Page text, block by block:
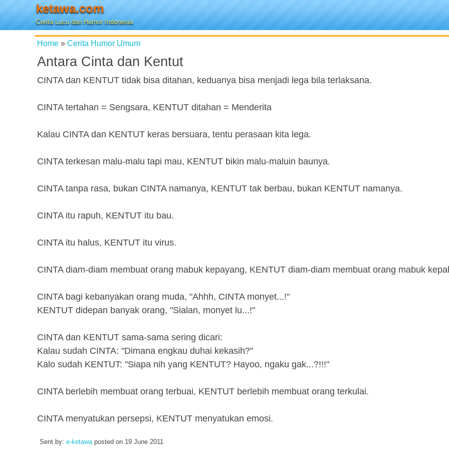
ketawa.com
Cerita Lucu dan Humor Indonesia
Home » Cerita Humor Umum
Antara Cinta dan Kentut
CINTA dan KENTUT tidak bisa ditahan, keduanya bisa menjadi lega bila terlaksana.
CINTA tertahan = Sengsara, KENTUT ditahan = Menderita
Kalau CINTA dan KENTUT keras bersuara, tentu perasaan kita lega.
CINTA terkesan malu-malu tapi mau, KENTUT bikin malu-maluin baunya.
CINTA tanpa rasa, bukan CINTA namanya, KENTUT tak berbau, bukan KENTUT namanya.
CINTA itu rapuh, KENTUT itu bau.
CINTA itu halus, KENTUT itu virus.
CINTA diam-diam membuat orang mabuk kepayang, KENTUT diam-diam membuat orang mabuk
CINTA bagi kebanyakan orang muda, "Ahhh, CINTA monyet...!"
KENTUT didepan banyak orang, "Sialan, monyet lu...!"
CINTA dan KENTUT sama-sama sering dicari:
Kalau sudah CINTA: "Dimana engkau duhai kekasih?"
Kalo sudah KENTUT: "Siapa nih yang KENTUT? Hayoo, ngaku gak...?!!!"
CINTA berlebih membuat orang terbuai, KENTUT berlebih membuat orang terkulai.
CINTA menyatukan persepsi, KENTUT menyatukan emosi.
Sent by: e-ketawaposted on 19 June 2011